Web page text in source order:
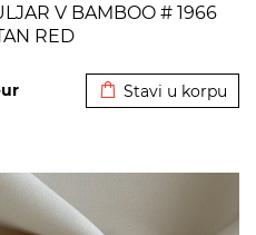
V BAMBOO # 1966
RED
Stavi u korpu